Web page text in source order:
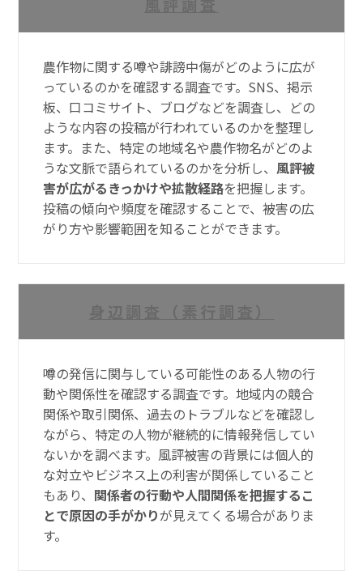
農作物に関する噂や誹謗中傷がどのように広が
っているのかを確認する調査です。SNS、掲示
板、口コミサイト、ブログなどを調査し、どの
ような内容の投稿が行われているのかを整理し
ます。また、特定の地域名や農作物名がどのよ
うな文脈で語られているのかを分析し、風評被
害が広がるきっかけや拡散経路を把握します。
投稿の傾向や頻度を確認することで、被害の広
がり方や影響範囲を知ることができます。
噂の発信に関与している可能性のある人物の行
動や関係性を確認する調査です。地域内の競合
関係や取引関係、過去のトラブルなどを確認し
ながら、特定の人物が継続的に情報発信してい
ないかを調べます。風評被害の背景には個人的
な対立やビジネス上の利害が関係していること
もあり、 関係者の行動や人間関係を把握するこ
とで原因の手がかりが見えてくる場合がありま
す。